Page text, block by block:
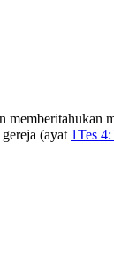
(ayat 1Tes